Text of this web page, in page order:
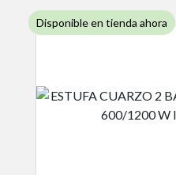
Disponible en tienda ahora